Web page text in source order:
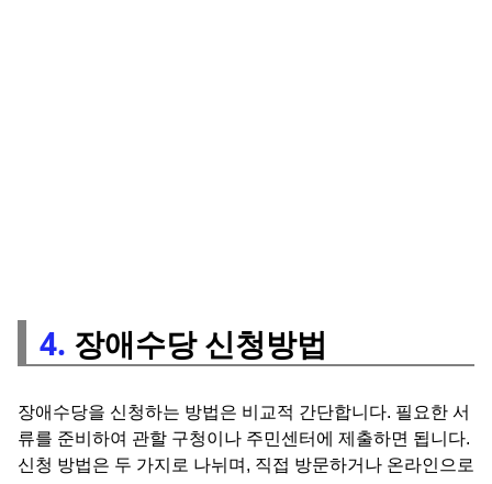
4. 장애수당 신청방법
장애수당을 신청하는 방법은 비교적 간단합니다. 필요한 서
류를 준비하여 관할 구청이나 주민센터에 제출하면 됩니다.
신청 방법은 두 가지로 나뉘며, 직접 방문하거나 온라인으로